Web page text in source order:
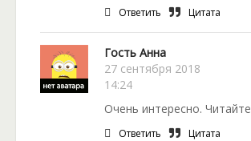
Ответить Цитата
Гость Анна
27 сентября 2018
14:24
Очень интересно. Читайте
Ответить Цитата